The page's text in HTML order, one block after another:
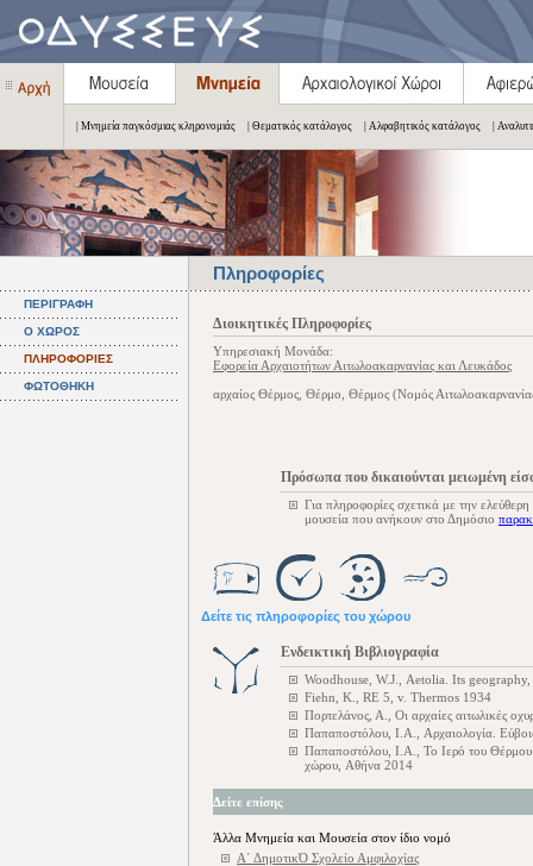
| Μνημεία παγκόσμιας κληρονομιάς | Θεματικός κατάλογος | Αλφαβητικός κατάλογος |
Πληροφορίες
ΠΕΡΙΓΡΑΦΗ
Ο ΧΩΡΟΣ
ΠΛΗΡΟΦΟΡΙΕΣ
ΦΩΤΟΘΗΚΗ
Διοικητικές Πληροφορίες
Υπηρεσιακή Μονάδα:
Εφορεία Αρχαιοτήτων Αιτωλοακαρνανίας και Λευκάδος
αρχαίος Θέρμος, Θέρμο, Θέρμος (Νομός
Πρόσωπα που δικαιούνται μειωμένη
Για πληροφορίες σχετικά με την
μουσεία που ανήκουν στο Δημόσιο
Δείτε τις πληροφορίες του χώρου
Ενδεικτική Βιβλιογραφία
Woodhouse, W.J., Aetolia. Its
Fiehn, K., RE 5, v. Thermos 1934
Πορτελάνος, Α., Οι αρχαίες αιτωλικές
Παπαποστόλου, Ι.Α., Αρχαιολογία.
Παπαποστόλου, Ι.Α., Το Ιερό του Θέρμου
χώρου, Αθήνα 2014
Δείτε επίσης
Άλλα Μνημεία και Μουσεία στον ίδιο νομό
Α΄ ΔημοτικΌ Σχολείο Αμφιλοχίας